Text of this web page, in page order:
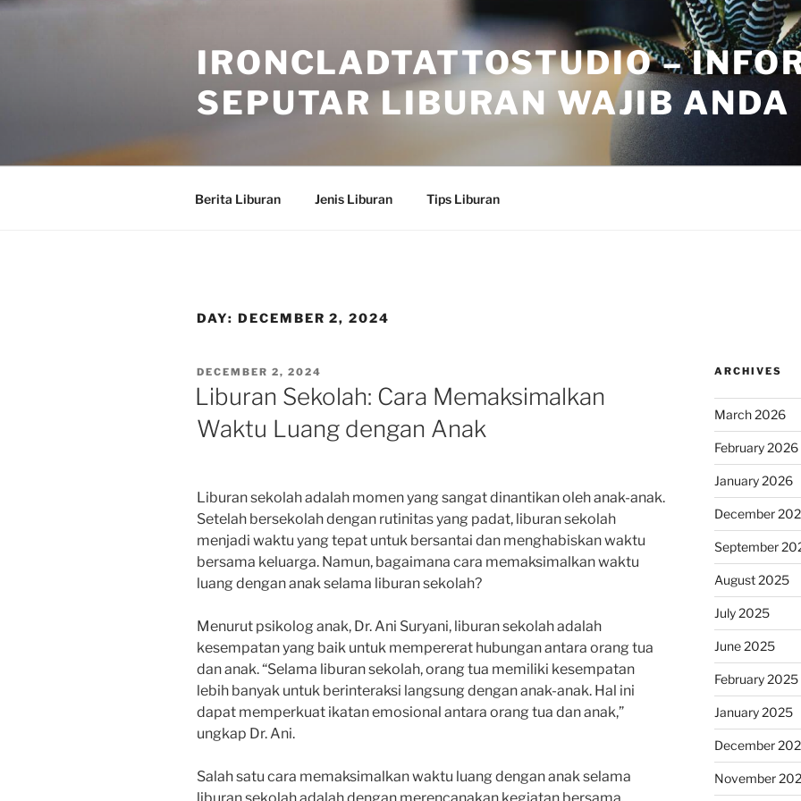
Skip
IRONCLADTATTOSTUDIO –
SEPUTAR LIBURAN WAJIB ANDA
Berita Liburan Jenis Liburan Tips Liburan
DAY: DECEMBER 2, 2024
POSTED
ON
DECEMBER 2, 2024
Liburan Sekolah: Cara Memaksimalkan
Waktu Luang dengan Anak
Liburan sekolah adalah momen yang sangat dinantikan oleh anak-anak.
Setelah bersekolah dengan rutinitas yang padat, liburan sekolah
menjadi waktu yang tepat untuk bersantai dan menghabiskan waktu
bersama keluarga. Namun, bagaimana cara memaksimalkan waktu
luang dengan anak selama liburan sekolah?
Menurut psikolog anak, Dr. Ani Suryani, liburan sekolah adalah
kesempatan yang baik untuk mempererat hubungan antara orang tua
dan anak. “Selama liburan sekolah, orang tua memiliki kesempatan
lebih banyak untuk berinteraksi langsung dengan anak-anak. Hal ini
dapat memperkuat ikatan emosional antara orang tua dan anak,”
ungkap Dr. Ani.
Salah satu cara memaksimalkan waktu luang dengan anak selama
ARCHIVES
March 2026
February 2026
January 2026
December
September
August 2025
July 2025
June 2025
February 2025
January 2025
December
November